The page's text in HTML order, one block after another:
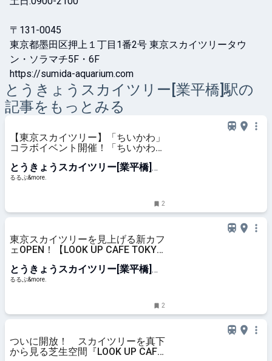
〒131-0045
東京都墨田区押上１丁目1番2号 東京スカイツリータウ
ン・ソラマチ5F・6F
https://sumida-aquarium.com
とうきょうスカイツリー[業平橋]駅の
記事をもっとみる
【東京スカイツリー】「ちいかわ」
コラボイベント開催！「ちいかわ☆
｜るるぶ&more.
とうきょうスカイツリー[業平橋]
駅
るるぶ&more.
2
東京スカイツリーを見上げる新カフ
ェOPEN！【LOOK UP CAFE TOKYO
験｜るるぶ&more.
とうきょうスカイツリー[業平橋]
駅
るるぶ&more.
2
ついに開放！ スカイツリーを真下
から見る芝生空間『LOOK UP CAFE